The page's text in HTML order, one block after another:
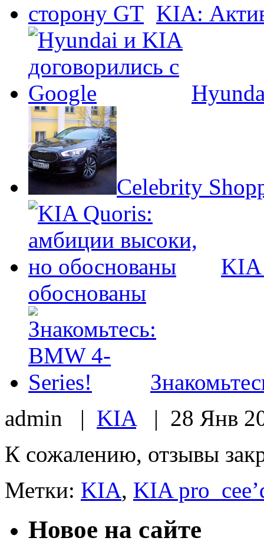
KIA:
Celebrity
KIA
обоснованы
admin | KIA| 28 Янв
К сожалению, отзывы
Метки: KIA, KIA
Новое на сайте